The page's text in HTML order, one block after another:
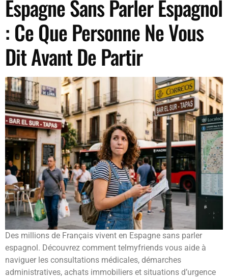
Espagne Sans Parler Espagnol
: Ce Que Personne Ne Vous
Dit Avant De Partir
Des millions de Français vivent en Espagne sans parler
espagnol. Découvrez comment telmyfriends vous aide à
naviguer les consultations médicales, démarches
administratives, achats immobiliers et situations d’urgence